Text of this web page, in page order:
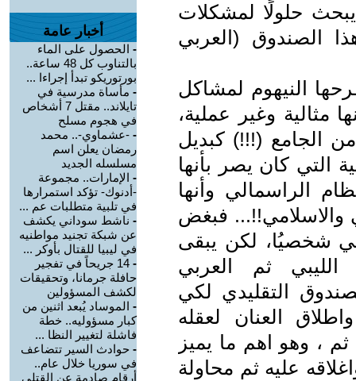
حلولًا لمشكلات
الصندوق (العربي
النيهوم لمشاكل
مثالية وغير عملية،
من الجامع (!!!) كبديل
التي كان يصر بأنها
الراسمالي وأنها
والاسلامي!!... فبغض
شخصيُا، لكن يبقى
ثم العربي
التقليدي لكي
العنان لعقله
، وهو اهم ما يميز
عليه ثم محاولة
أخبار عامة
- الحصول على الماء
بالتناوب كل 48 ساعة..
بورتوريكو تبدأ إجراءا ...
- مأساة مدرسية في
تايلاند.. مقتل 7 أشخاص
في هجوم مسلح
- -عشماوي-.. محمد
رمضان يعلن اسم
مسلسله الجديد
- الإمارات.. مجموعة
-أدنوك- تؤكد استمرارها
في تلبية متطلبات عم ...
- ناشط سوداني يكشف
عن شبكة تجنيد مواطنيه
في ليبيا للقتال بأوكر ...
-
14 جريحاً في تفجير
حافلة جرمانا، وتحقيقات
لكشف المسؤولين
- الموساد يُبعد اثنين من
كبار مسؤوليه.. خطة
فاشلة لتغيير النظا ...
- حوادث السير تتضاعف
في سوريا خلال عام..
أرقام صادمة عن القتلى